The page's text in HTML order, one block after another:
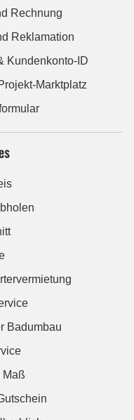
Rechnung
Reklamation
Kundenkonto-ID
Marktplatz
Badumbau
Maß